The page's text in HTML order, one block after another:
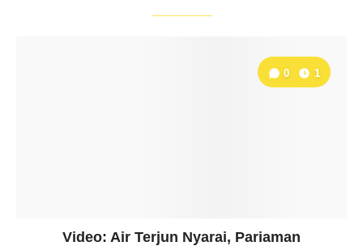
Video: Air Terjun Nyarai, Pariaman
0 1